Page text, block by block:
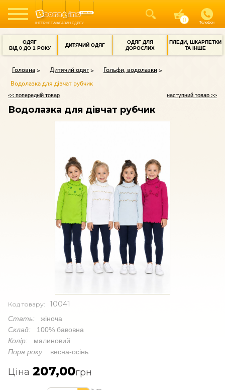
ІНТЕРНЕТ-МАГАЗИН ОДЯГУ Телефон
ОДЯГ
ВІД 0 ДО 1 РОКУ
ДИТЯЧИЙ ОДЯГ
ОДЯГ ДЛЯ
ДОРОСЛИХ
ПЛЕДИ, ШКАРПЕТКИ
ТА ІНШЕ
Головна Дитячий одяг
Гольфи, водолазки
Водолазка для дівчат рубчик
<< попередній товар наступний товар >>
Водолазка для дівчат рубчик
Код товару: 10041
Стать: жіноча
Склад: 100% бавовна
Колір: малиновий
Пора року: весна-осінь
Ціна 207,00грн